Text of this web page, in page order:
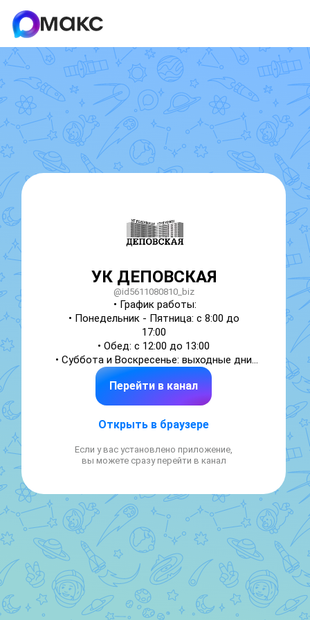
УК ДЕПОВСКАЯ
@id5611080810_biz
• График работы:
• Понедельник - Пятница: с 8:00 до
17:00
• Обед: с 12:00 до 13:00
• Суббота и Воскресенье: выходные дни
• Контактные данные:
• Основной номер телефона:
• Адрес:
Коростелевых, д. 34
Перейти в канал
Открыть в браузере
Если у вас установлено приложение,
вы можете сразу перейти в канал